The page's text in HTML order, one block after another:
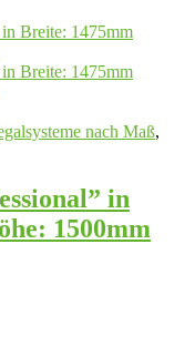
nach Maß,
in
1500mm